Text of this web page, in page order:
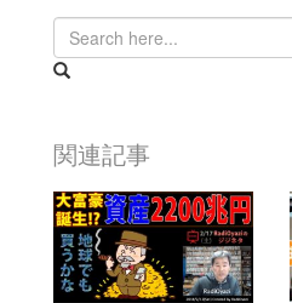
関連記事